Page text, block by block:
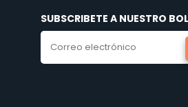
SUBSCRIBETE A NUESTRO